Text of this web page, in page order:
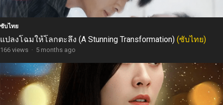
ซับไทย
แปลงโฉมให้โลกตะลึง (A Stunning Transformation) (ซับไทย)
166 views · 5 months ago